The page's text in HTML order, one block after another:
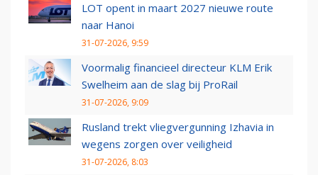
LOT opent in maart 2027 nieuwe route
naar Hanoi
31-07-2026, 9:59
Voormalig financieel directeur KLM Erik
Swelheim aan de slag bij ProRail
31-07-2026, 9:09
Rusland trekt vliegvergunning Izhavia in
wegens zorgen over veiligheid
31-07-2026, 8:03